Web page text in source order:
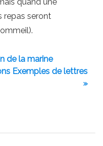
repas seront
de la marine
Exemples de lettres
»